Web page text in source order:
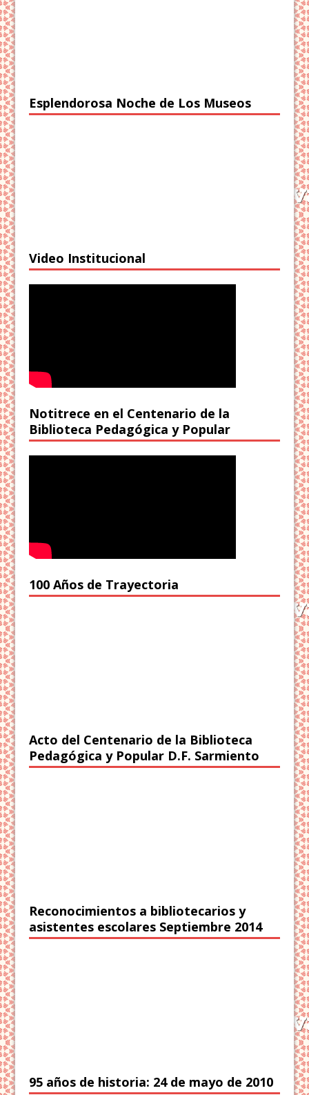
Esplendorosa Noche de Los Museos
Video Institucional
Notitrece en el Centenario de la
Biblioteca Pedagógica y Popular
100 Años de Trayectoria
Acto del Centenario de la Biblioteca
Pedagógica y Popular D.F. Sarmiento
Reconocimientos a bibliotecarios y
asistentes escolares Septiembre 2014
95 años de historia: 24 de mayo de 2010